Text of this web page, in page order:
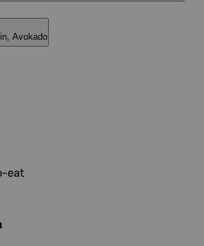
Avokado
eat